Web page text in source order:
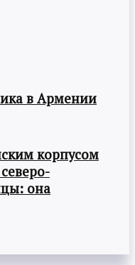
в Армении
корпусом
она